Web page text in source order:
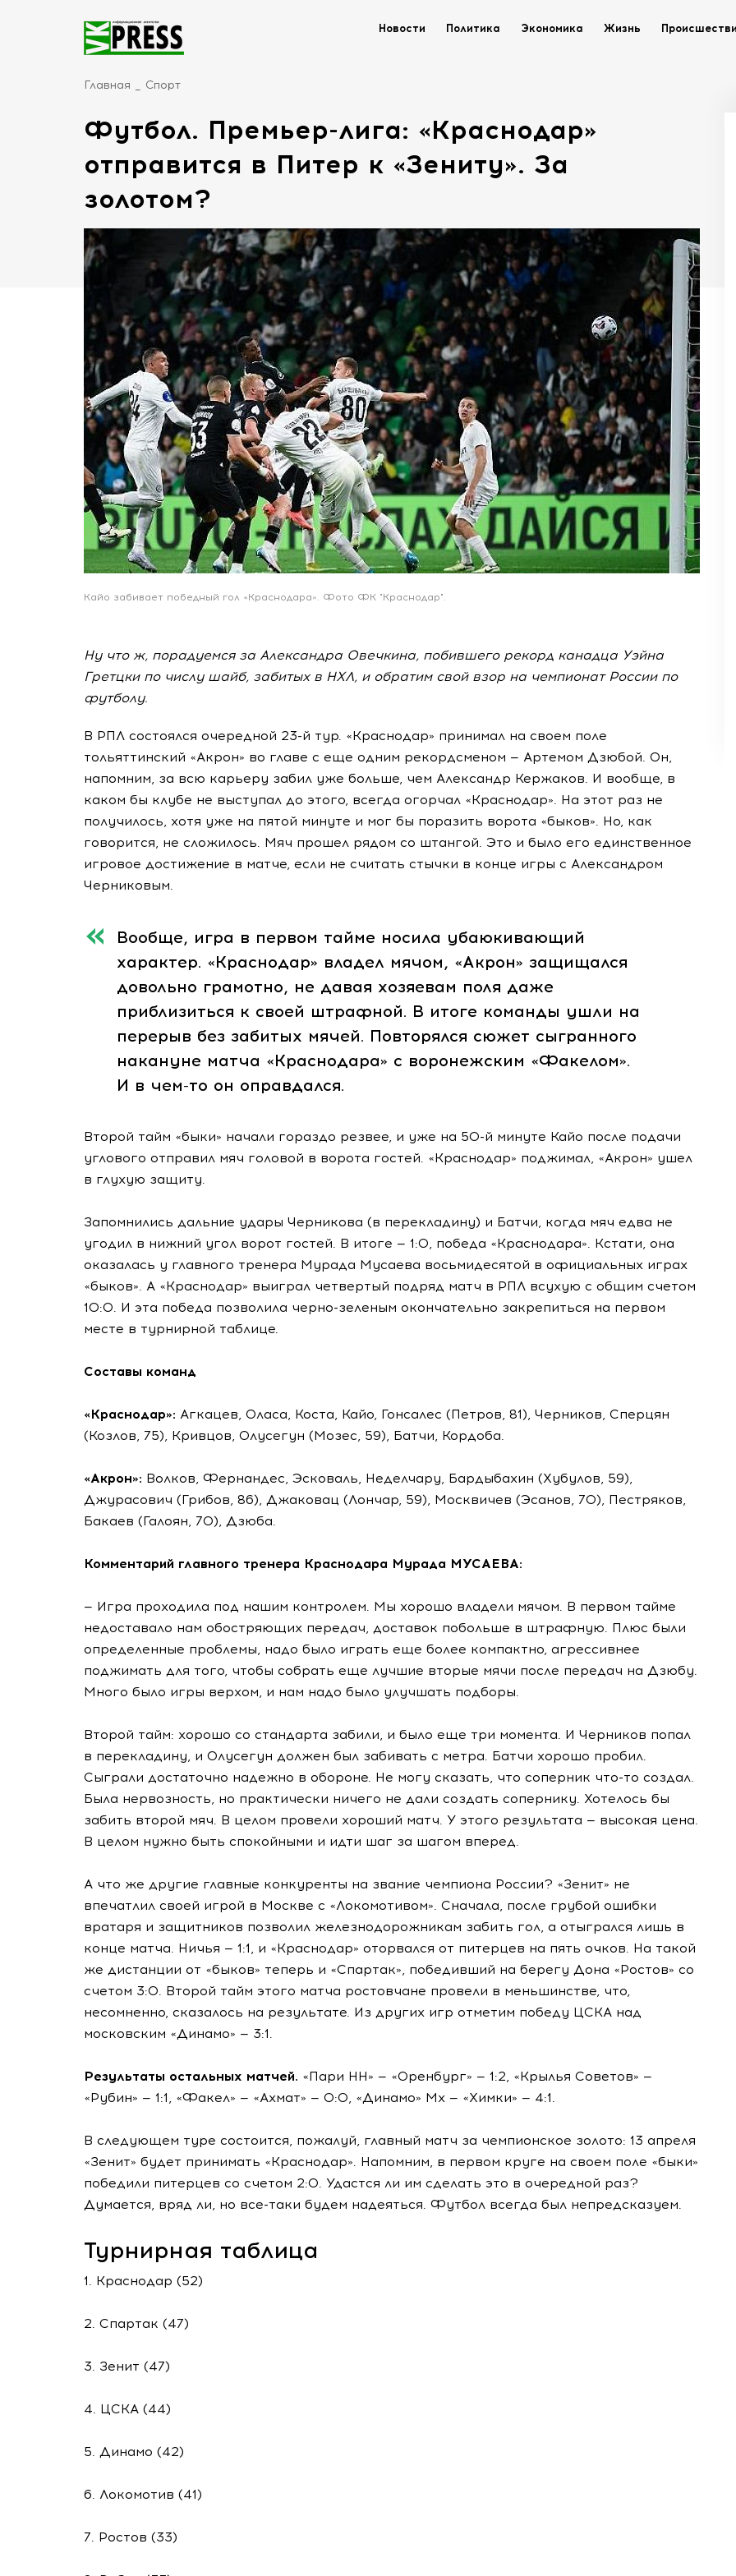
Новости Политика Экономика Жизнь
Главная Спорт
Футбол. Премьер-лига: «Краснодар»
отправится в Питер к «Зениту». За
золотом?
Кайо забивает победный гол «Краснодара». Фото ФК "Краснодар".
Ну что ж, порадуемся за Александра Овечкина, побившего рекорд канадца Уэйна
Гретцки по числу шайб, забитых в НХЛ, и обратим свой взор на чемпионат России по
футболу.
В РПЛ состоялся очередной 23-й тур. «Краснодар» принимал на своем поле
тольяттинский «Акрон» во главе с еще одним рекордсменом — Артемом Дзюбой. Он,
напомним, за всю карьеру забил уже больше, чем Александр Кержаков. И вообще, в
каком бы клубе не выступал до этого, всегда огорчал «Краснодар». На этот раз не
получилось, хотя уже на пятой минуте и мог бы поразить ворота «быков». Но, как
говорится, не сложилось. Мяч прошел рядом со штангой. Это и было его единственное
игровое достижение в матче, если не считать стычки в конце игры с Александром
Черниковым.
Вообще, игра в первом тайме носила убаюкивающий
характер. «Краснодар» владел мячом, «Акрон» защищался
довольно грамотно, не давая хозяевам поля даже
приблизиться к своей штрафной. В итоге команды ушли на
перерыв без забитых мячей. Повторялся сюжет сыгранного
накануне матча «Краснодара» с воронежским «Факелом».
И в чем-то он оправдался.
Второй тайм «быки» начали гораздо резвее, и уже на 50-й минуте Кайо после подачи
углового отправил мяч головой в ворота гостей. «Краснодар» поджимал, «Акрон» ушел
в глухую защиту.
Запомнились дальние удары Черникова (в перекладину) и Батчи, когда мяч едва не
угодил в нижний угол ворот гостей. В итоге — 1:0, победа «Краснодара». Кстати, она
оказалась у главного тренера Мурада Мусаева восьмидесятой в официальных играх
«быков». А «Краснодар» выиграл четвертый подряд матч в РПЛ всухую с общим счетом
10:0. И эта победа позволила черно-зеленым окончательно закрепиться на первом
месте в турнирной таблице.
Составы команд
«Краснодар»: Агкацев, Оласа, Коста, Кайо, Гонсалес (Петров, 81), Черников, Сперцян
(Козлов, 75), Кривцов, Олусегун (Мозес, 59), Батчи, Кордоба.
«Акрон»: Волков, Фернандес, Эсковаль, Неделчару, Бардыбахин (Хубулов, 59),
Джурасович (Грибов, 86), Джаковац (Лончар, 59), Москвичев (Эсанов, 70), Пестряков,
Бакаев (Галоян, 70), Дзюба.
Комментарий главного тренера Краснодара Мурада МУСАЕВА:
— Игра проходила под нашим контролем. Мы хорошо владели мячом. В первом тайме
недоставало нам обостряющих передач, доставок побольше в штрафную. Плюс были
определенные проблемы, надо было играть еще более компактно, агрессивнее
поджимать для того, чтобы собрать еще лучшие вторые мячи после передач на Дзюбу.
Много было игры верхом, и нам надо было улучшать подборы.
Второй тайм: хорошо со стандарта забили, и было еще три момента. И Черников попал
в перекладину, и Олусегун должен был забивать с метра. Батчи хорошо пробил.
Сыграли достаточно надежно в обороне. Не могу сказать, что соперник что-то создал.
Была нервозность, но практически ничего не дали создать сопернику. Хотелось бы
забить второй мяч. В целом провели хороший матч. У этого результата — высокая цена.
В целом нужно быть спокойными и идти шаг за шагом вперед.
А что же другие главные конкуренты на звание чемпиона России? «Зенит» не
впечатлил своей игрой в Москве с «Локомотивом». Сначала, после грубой ошибки
вратаря и защитников позволил железнодорожникам забить гол, а отыгрался лишь в
конце матча. Ничья — 1:1, и «Краснодар» оторвался от питерцев на пять очков. На такой
же дистанции от «быков» теперь и «Спартак», победивший на берегу Дона «Ростов» со
счетом 3:0. Второй тайм этого матча ростовчане провели в меньшинстве, что,
несомненно, сказалось на результате. Из других игр отметим победу ЦСКА над
московским «Динамо» — 3:1.
Результаты остальных матчей. «Пари НН» — «Оренбург» — 1:2, «Крылья Советов» —
«Рубин» — 1:1, «Факел» — «Ахмат» — 0:0, «Динамо» Мх — «Химки» — 4:1.
В следующем туре состоится, пожалуй, главный матч за чемпионское золото: 13 апреля
«Зенит» будет принимать «Краснодар». Напомним, в первом круге на своем поле «быки»
победили питерцев со счетом 2:0. Удастся ли им сделать это в очередной раз?
Думается, вряд ли, но все-таки будем надеяться. Футбол всегда был непредсказуем.
Турнирная таблица
1. Краснодар (52)
2. Спартак (47)
3. Зенит (47)
4. ЦСКА (44)
5. Динамо (42)
6. Локомотив (41)
7. Ростов (33)